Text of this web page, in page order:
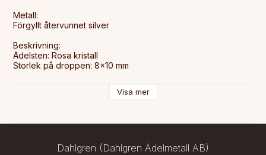
Metall:
Förgyllt återvunnet silver
Beskrivning:
Ädelsten: Rosa kristall
Storlek på droppen: 8x10 mm
Alltid fri frakt. Spårbar post på beställningar över 1000 kr.
Visa mer
Dahlgren (Dahlgren Ädelmetall AB)